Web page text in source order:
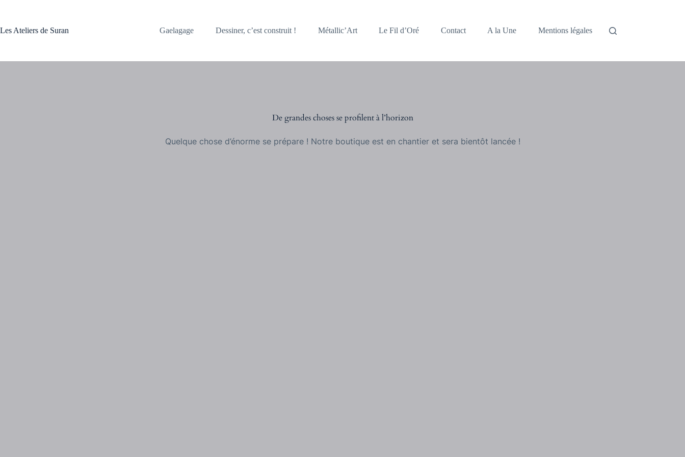
Les Ateliers de Suran
Gaelagage Dessiner, c’est construit ! Métallic’Art Le Fil d’Oré Contact A la Une Mentions légales
De grandes choses se profilent à l’horizon
Quelque chose d’énorme se prépare ! Notre boutique est en chantier et sera bientôt lancée !